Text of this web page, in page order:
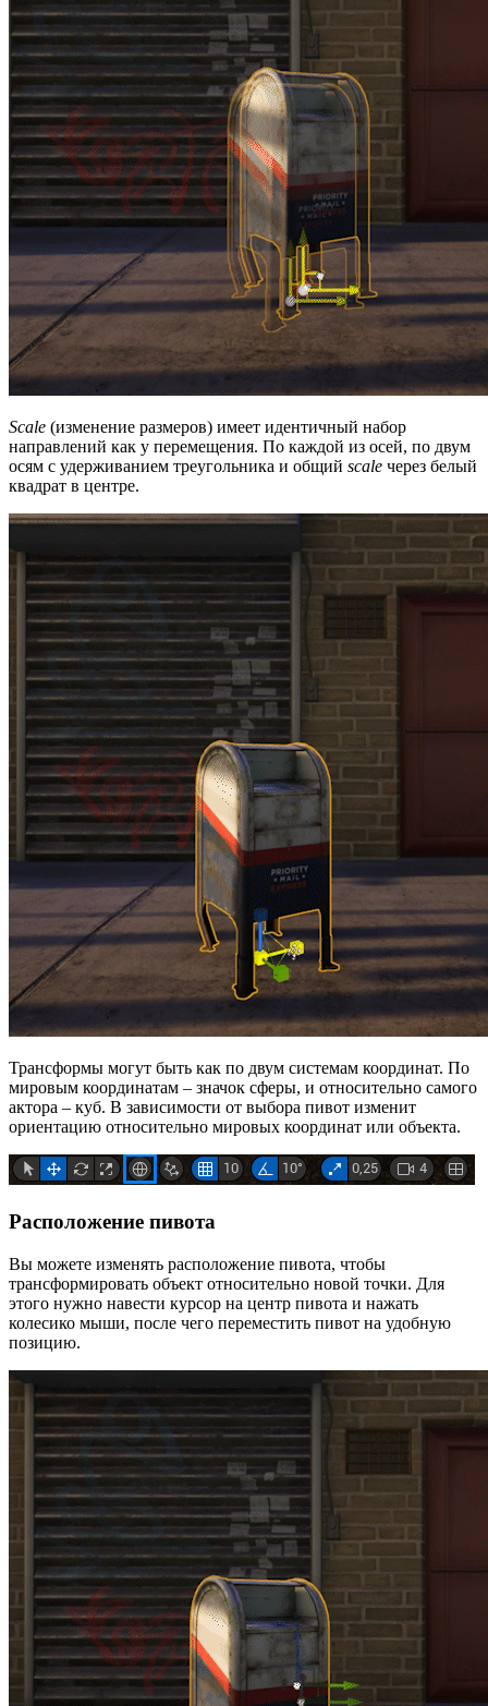
Scale (изменение размеров) имеет идентичный набор
направлений как у перемещения. По каждой из осей, по двум
осям с удерживанием треугольника и общий scale через белый
квадрат в центре.
Трансформы могут быть как по двум системам координат. По
мировым координатам – значок сферы, и относительно самого
актора – куб. В зависимости от выбора пивот изменит
ориентацию относительно мировых координат или объекта.
Расположение пивота
Вы можете изменять расположение пивота, чтобы
трансформировать объект относительно новой точки. Для
этого нужно навести курсор на центр пивота и нажать
колесико мыши, после чего переместить пивот на удобную
позицию.